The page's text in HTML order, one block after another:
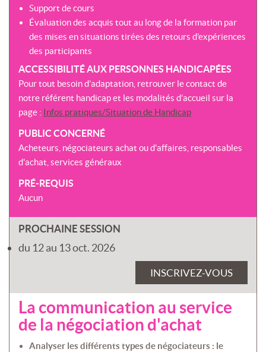
Support de cours
Évaluation des acquis tout au long de la formation par
des mises en situations tirées des retours d’expériences
des participants
ACCESSIBILITÉ AUX PERSONNES HANDICAPÉES
Pour tout besoin d’adaptation, retrouver le contact de
notre référent handicap et les modalités d’accueil sur la
page : Infos pratiques/Situation de Handicap
PUBLIC CONCERNÉ
Acheteurs, négociateurs achat ou d'affaires, responsables
d'achat, services généraux
PRÉ-REQUIS
Aucun
PROCHAINE SESSION
du 12 au 13 oct. 2026
INSCRIVEZ-VOUS
La communication au service
de la négociation d'achat
Analyser les différents types de négociateurs : le